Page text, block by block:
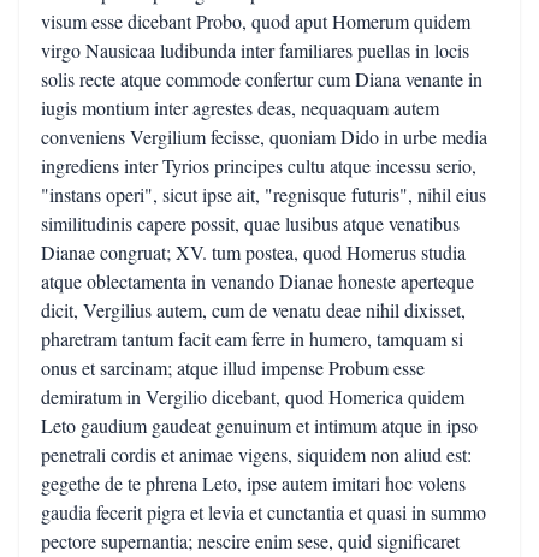
visum esse dicebant Probo, quod aput Homerum quidem
virgo Nausicaa ludibunda inter familiares puellas in locis
solis recte atque commode confertur cum Diana venante in
iugis montium inter agrestes deas, nequaquam autem
conveniens Vergilium fecisse, quoniam Dido in urbe media
ingrediens inter Tyrios principes cultu atque incessu serio,
"instans operi", sicut ipse ait, "regnisque futuris", nihil eius
similitudinis capere possit, quae lusibus atque venatibus
Dianae congruat; XV. tum postea, quod Homerus studia
atque oblectamenta in venando Dianae honeste aperteque
dicit, Vergilius autem, cum de venatu deae nihil dixisset,
pharetram tantum facit eam ferre in humero, tamquam si
onus et sarcinam; atque illud impense Probum esse
demiratum in Vergilio dicebant, quod Homerica quidem
Leto gaudium gaudeat genuinum et intimum atque in ipso
penetrali cordis et animae vigens, siquidem non aliud est:
gegethe de te phrena Leto, ipse autem imitari hoc volens
gaudia fecerit pigra et levia et cunctantia et quasi in summo
pectore supernantia; nescire enim sese, quid significaret